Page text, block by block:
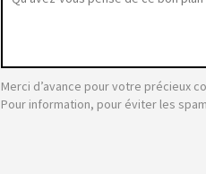
Merci d’avance pour votre précieux
Pour information, pour éviter les